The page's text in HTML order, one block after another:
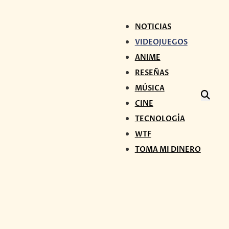
NOTICIAS
VIDEOJUEGOS
ANIME
RESEÑAS
MÚSICA
CINE
TECNOLOGÍA
WTF
TOMA MI DINERO